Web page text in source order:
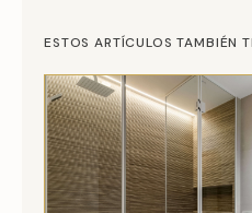
ESTOS ARTÍCULOS TAMBIÉN